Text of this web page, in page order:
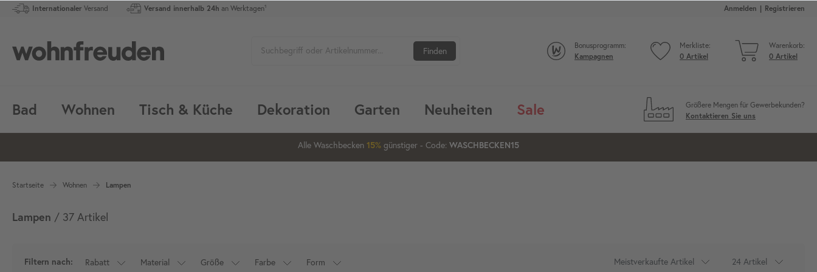
Internationaler Versand Versand innerhalb 24h an Werktagen¹ Anmelden Registrieren
Bonusprogramm:
Kampagnen
Merkliste:
0 Artikel
Warenkorb:
0 Artikel
Finden
Bad Wohnen Tisch & Küche Dekoration Garten Neuheiten Sale
Größere Mengen für Gewerbekunden?
Kontaktieren Sie uns
15 16 25
Alle Waschbecken 15% günstiger - Code: WASCHBECKEN15
20%
Startseite Wohnen Lampen
Lampen / 37 Artikel
Rabatt Material Größe Farbe Form